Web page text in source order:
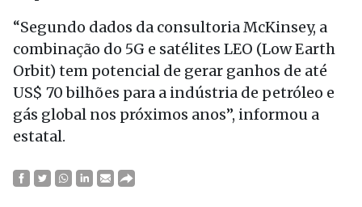
“Segundo dados da consultoria McKinsey, a
combinação do 5G e satélites LEO (Low Earth
Orbit) tem potencial de gerar ganhos de até
US$ 70 bilhões para a indústria de petróleo e
gás global nos próximos anos”, informou a
estatal.